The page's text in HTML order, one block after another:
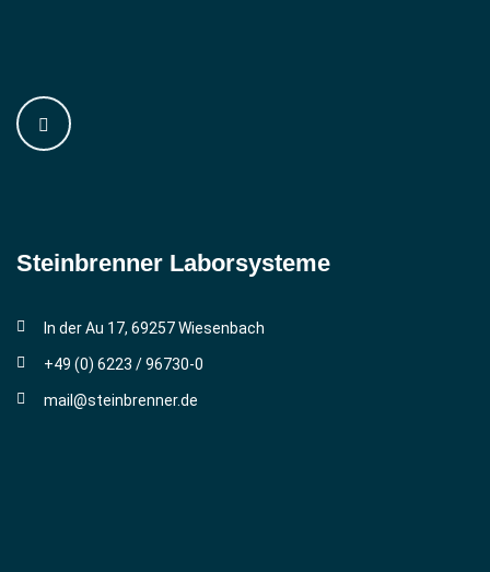
Steinbrenner ­Laborsysteme
In der Au 17, 69257 Wiesenbach
+49 (0) 6223 / 96730-0
mail@steinbrenner.de